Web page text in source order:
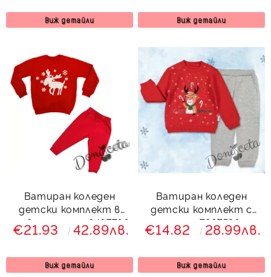
Виж детайли Виж детайли
Ватиран коледен
детски комплект в
червено с елен 8497766
€21.93 42.89лв.
Виж детайли
Ватиран коледен
детски комплект с
еленче 7927536
€14.82 28.99лв.
Виж детайли